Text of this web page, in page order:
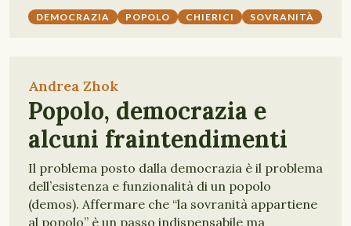
DEMOCRAZIA POPOLO CHIERICI SOVRANITÀ
Andrea Zhok
Popolo, democrazia e
alcuni fraintendimenti
Il problema posto dalla democrazia è il problema
dell’esistenza e funzionalità di un popolo
(demos). Affermare che “la sovranità appartiene
al popolo” è un passo indispensabile ma